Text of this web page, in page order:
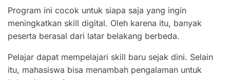
Program ini cocok untuk siapa saja yang ingin
meningkatkan skill digital. Oleh karena itu, banyak
peserta berasal dari latar belakang berbeda.
Pelajar dapat mempelajari skill baru sejak dini. Selain
itu, mahasiswa bisa menambah pengalaman untuk